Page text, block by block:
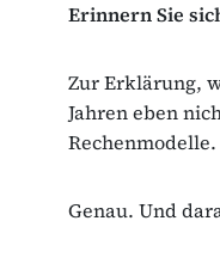
Erinnern Sie
Zur Erklärung,
Jahren eben
Genau. Und